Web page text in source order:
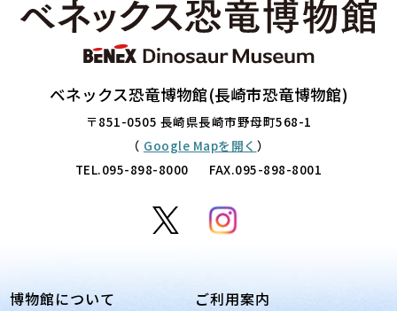
ベネックス恐竜博物館(長崎市恐竜博物館)
〒851-0505 長崎県長崎市野母町568-1
（ Google Mapを開く ）
TEL.095-898-8000 FAX.095-898-8001
博物館について ご利用案内